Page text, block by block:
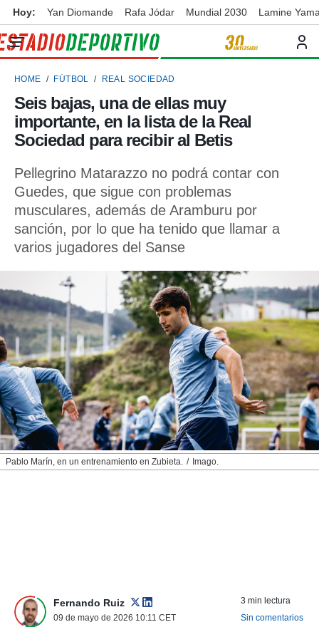
de
por
para
que se
calidad.
las
y
forma
permite
seguir
contenido
coste.
botón
a la
la
y
ACEPTAR
Y
CONTINUAR
CONFIGURAR
RECHAZAR
Hoy: Yan Diomande Rafa Jódar Mundial 2030 Lamine
HOME FÚTBOL REAL SOCIEDAD
Seis bajas, una de ellas muy
importante, en la lista de la Real
Sociedad para recibir al Betis
Pellegrino Matarazzo no podrá contar con
Guedes, que sigue con problemas
musculares, además de Aramburu por
sanción, por lo que ha tenido que llamar a
varios jugadores del Sanse
Pablo Marín, en un entrenamiento en Zubieta. Imago.
Fernando Ruiz
09 de mayo de 2026 10:11 CET
3 min lectura
Sin comentarios